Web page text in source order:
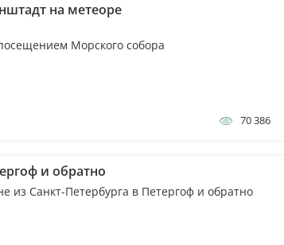
на метеоре
Морского собора
70 386
и обратно
из Санкт-Петербурга в Петергоф и обратно